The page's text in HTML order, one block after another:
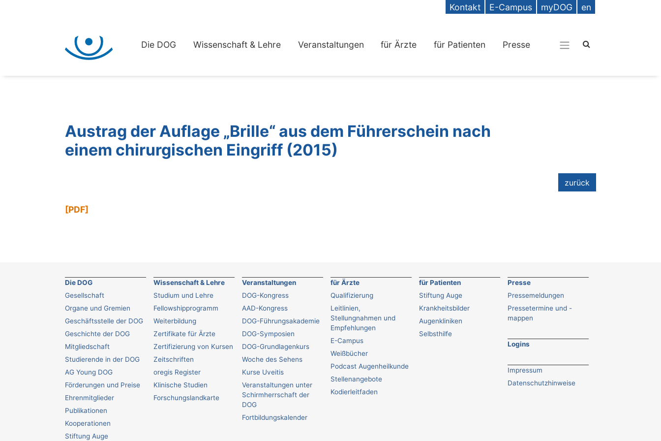
Kontakt E-Campus myDOG en
Die DOG Wissenschaft & Lehre Veranstaltungen für Ärzte für Patienten Presse
Austrag der Auflage „Brille“ aus dem Führerschein nach
einem chirurgischen Eingriff (2015)
zurück
[PDF]
Die DOG
Gesellschaft
Organe und Gremien
Geschäftsstelle der DOG
Geschichte der DOG
Mitgliedschaft
Studierende in der DOG
AG Young DOG
Förderungen und Preise
Ehrenmitglieder
Publikationen
Kooperationen
Stiftung Auge
Wissenschaft & Lehre
Studium und Lehre
Fellowshipprogramm
Weiterbildung
Zertifikate für Ärzte
Zertifizierung von Kursen
Zeitschriften
oregis Register
Klinische Studien
Forschungslandkarte
Veranstaltungen
DOG-Kongress
AAD-Kongress
DOG-Führungsakademie
DOG-Symposien
DOG-Grundlagenkurs
Woche des Sehens
Kurse Uveitis
Veranstaltungen unter
Schirmherrschaft der
DOG
Fortbildungskalender
für Ärzte
Qualifizierung
Leitlinien,
Stellungnahmen und
Empfehlungen
E-Campus
Weißbücher
Podcast Augenheilkunde
Stellenangebote
Kodierleitfaden
für Patienten
Stiftung Auge
Krankheitsbilder
Augenkliniken
Selbsthilfe
Presse
Pressemeldungen
Pressetermine und -
mappen
Logins
Impressum
Datenschutzhinweise